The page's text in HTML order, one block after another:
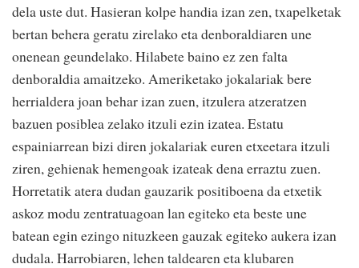
dela uste dut. Hasieran kolpe handia izan zen, txapelketak
bertan behera geratu zirelako eta denboraldiaren une
onenean geundelako. Hilabete baino ez zen falta
denboraldia amaitzeko. Ameriketako jokalariak bere
herrialdera joan behar izan zuen, itzulera atzeratzen
bazuen posiblea zelako itzuli ezin izatea. Estatu
espainiarrean bizi diren jokalariak euren etxeetara itzuli
ziren, gehienak hemengoak izateak dena erraztu zuen.
Horretatik atera dudan gauzarik positiboena da etxetik
askoz modu zentratuagoan lan egiteko eta beste une
batean egin ezingo nituzkeen gauzak egiteko aukera izan
dudala. Harrobiaren, lehen taldearen eta klubaren